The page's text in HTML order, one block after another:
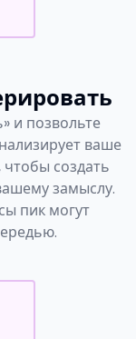
и позвольте
ваше
создать
замыслу.
пик могут